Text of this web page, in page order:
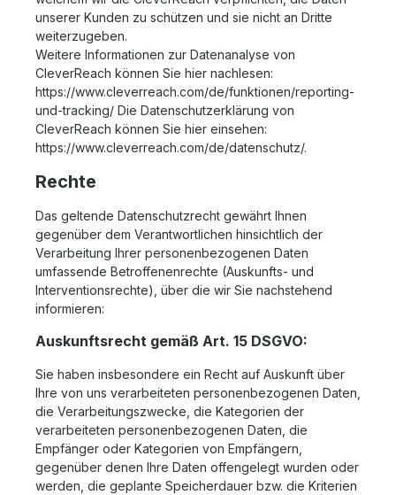
unserer Kunden zu schützen und sie nicht an Dritte
weiterzugeben.
Weitere Informationen zur Datenanalyse von
CleverReach können Sie hier nachlesen:
https://www.cleverreach.com/de/funktionen/reporting-
und-tracking/ Die Datenschutzerklärung von
CleverReach können Sie hier einsehen:
https://www.cleverreach.com/de/datenschutz/.
Rechte
Das geltende Datenschutzrecht gewährt Ihnen
gegenüber dem Verantwortlichen hinsichtlich der
Verarbeitung Ihrer personenbezogenen Daten
umfassende Betroffenenrechte (Auskunfts- und
Interventionsrechte), über die wir Sie nachstehend
informieren:
Auskunftsrecht gemäß Art. 15 DSGVO:
Sie haben insbesondere ein Recht auf Auskunft über
Ihre von uns verarbeiteten personenbezogenen Daten,
die Verarbeitungszwecke, die Kategorien der
verarbeiteten personenbezogenen Daten, die
Empfänger oder Kategorien von Empfängern,
gegenüber denen Ihre Daten offengelegt wurden oder
werden, die geplante Speicherdauer bzw. die Kriterien